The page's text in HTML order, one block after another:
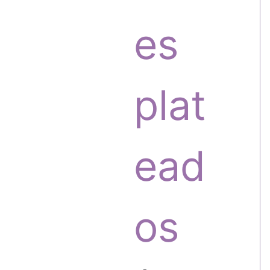
o
o
d
u
c
t
es
plat
ead
os